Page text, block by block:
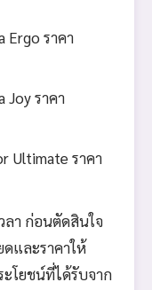
Ergo ราคา
Joy ราคา
Ultimate ราคา
ลา ก่อนตัดสินใจ
ดและราคาให้
โยชน์ที่ได้รับจาก